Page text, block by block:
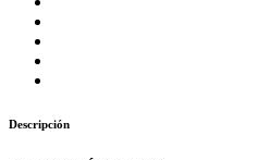
Descripción